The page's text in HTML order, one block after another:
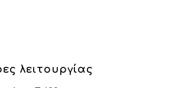
λειτουργίας